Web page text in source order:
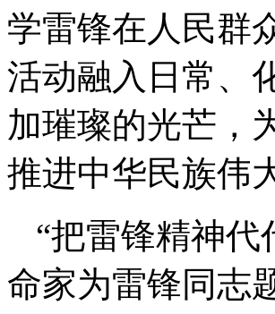
学雷锋在人民群
活动融入日常、
加璀璨的光芒，
推进中华民族伟
“把雷锋精神
命家为雷锋同志